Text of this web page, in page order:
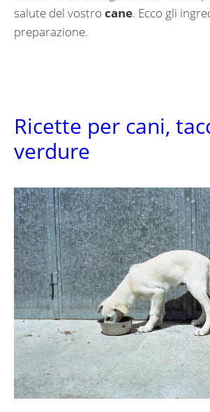
salute del vostro cane. Ecco gli
preparazione.
Ricette per cani,
verdure